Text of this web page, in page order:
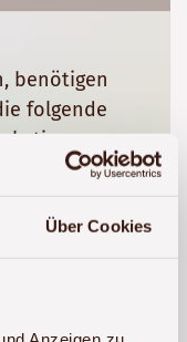
Über Cookies
benötigen
folgende